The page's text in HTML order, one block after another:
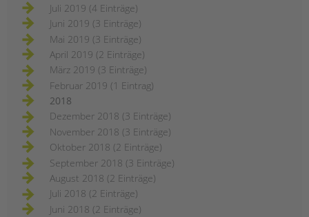
Juli 2019 (4 Einträge)
Juni 2019 (3 Einträge)
Mai 2019 (3 Einträge)
April 2019 (2 Einträge)
März 2019 (3 Einträge)
Februar 2019 (1 Eintrag)
2018
Dezember 2018 (3 Einträge)
November 2018 (3 Einträge)
Oktober 2018 (2 Einträge)
September 2018 (3 Einträge)
August 2018 (2 Einträge)
Juli 2018 (2 Einträge)
Juni 2018 (2 Einträge)